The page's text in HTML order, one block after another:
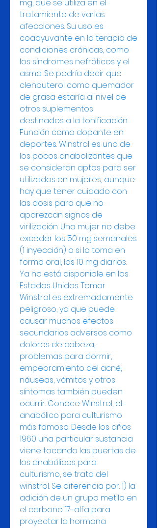
mg, que se utiliza en el
tratamiento de varias
afecciones. Su uso es
coadyuvante en la terapia de
condiciones crónicas, como
los síndromes nefróticos y el
asma. Se podría decir que
clenbuterol como quemador
de grasa estaría al nivel de
otros suplementos
destinados a la tonificación.
Función como dopante en
deportes. Winstrol es uno de
los pocos anabolizantes que
se consideran aptos para ser
utilizados en mujeres, aunque
hay que tener cuidado con
las dosis para que no
aparezcan signos de
virilización. Una mujer no debe
exceder los 50 mg semanales
(1 inyección) o si lo toma en
forma oral, los 10 mg diarios.
Ya no está disponible en los
Estados Unidos. Tomar
Winstrol es extremadamente
peligroso, ya que puede
causar muchos efectos
secundarios adversos como
dolores de cabeza,
problemas para dormir,
empeoramiento del acné,
náuseas, vómitos y otros
síntomas también pueden
ocurrir. Conoce Winstrol, el
anabólico para culturismo
más famoso. Desde los años
1960 una particular sustancia
viene tocando las puertas de
los anabólicos para
culturismo, se trata del
winstrol. Se diferencia por: 1) la
adición de un grupo metilo en
el carbono 17-alfa para
proyectar la hormona